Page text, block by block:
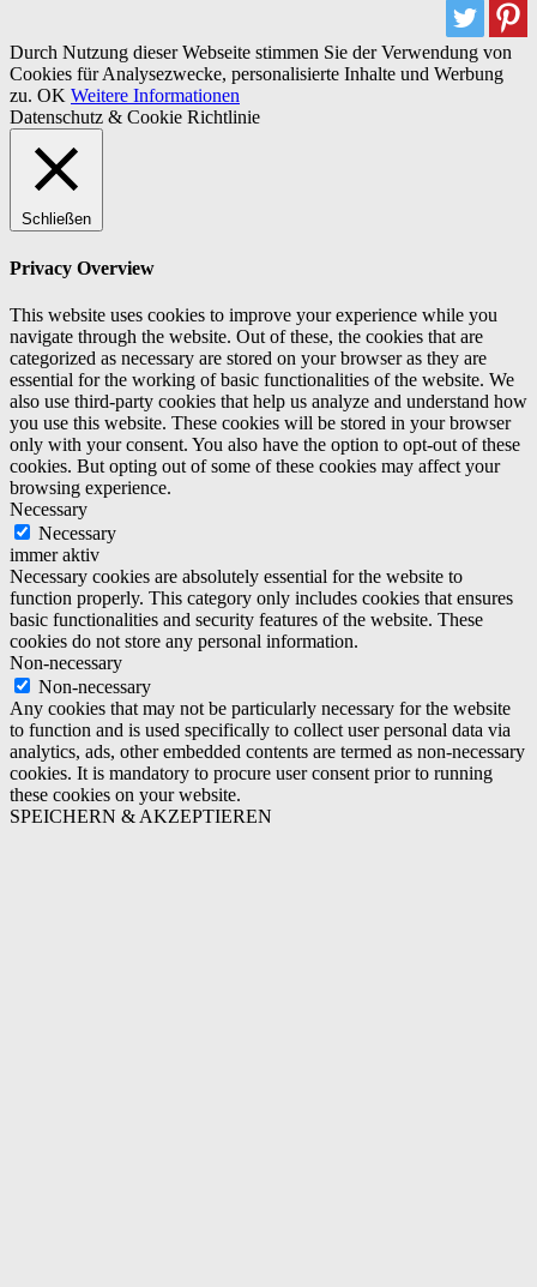
Durch Nutzung dieser Webseite stimmen Sie der Verwendung von
Cookies für Analysezwecke, personalisierte Inhalte und Werbung
zu. OK Weitere Informationen
Datenschutz & Cookie Richtlinie
Schließen
Privacy Overview
This website uses cookies to improve your experience while you
navigate through the website. Out of these, the cookies that are
categorized as necessary are stored on your browser as they are
essential for the working of basic functionalities of the website. We
also use third-party cookies that help us analyze and understand how
you use this website. These cookies will be stored in your browser
only with your consent. You also have the option to opt-out of these
cookies. But opting out of some of these cookies may affect your
browsing experience.
Necessary
Necessary
immer aktiv
Necessary cookies are absolutely essential for the website to
function properly. This category only includes cookies that ensures
basic functionalities and security features of the website. These
cookies do not store any personal information.
Non-necessary
Non-necessary
Any cookies that may not be particularly necessary for the website
to function and is used specifically to collect user personal data via
analytics, ads, other embedded contents are termed as non-necessary
cookies. It is mandatory to procure user consent prior to running
these cookies on your website.
SPEICHERN & AKZEPTIEREN